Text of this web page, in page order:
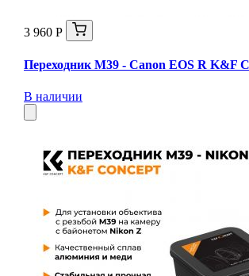
3 960 Р
Переходник M39 - Canon EOS R K&F
В наличии